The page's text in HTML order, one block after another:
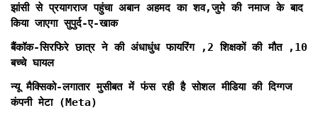
झांसी से प्रयागराज पहुंचा अबान अहमद का शव,जुमे की नमाज के बाद
किया जाएगा सुपुर्द-ए-खाक
बैंकॉक-सिरफिरे छात्र ने की अंधाधुंध फायरिंग ,2 शिक्षकों की मौत ,10
बच्चे घायल
न्यू मैक्सिको-लगातार मुसीबत में फंस रही है सोशल मीडिया की दिग्गज
कंपनी मेटा (Meta)